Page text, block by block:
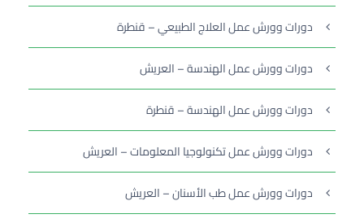
دورات وورش عمل العلاج الطبيعي – قنطرة
دورات وورش عمل الهندسة – العريش
دورات وورش عمل الهندسة – قنطرة
دورات وورش عمل تكنولوجيا المعلومات – العريش
دورات وورش عمل طب الأسنان – العريش